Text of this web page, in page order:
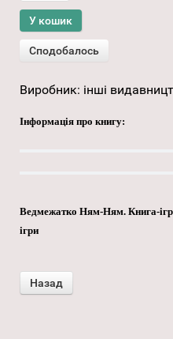
Виробник: інші
Інформація про книгу:
Ведмежатко Ням-Ням. Книга-
ігри